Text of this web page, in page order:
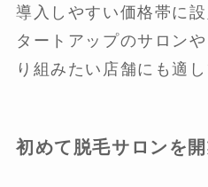
導入しやすい価格帯に
タートアップのサロン
り組みたい店舗にも適し
初めて脱毛サロンを